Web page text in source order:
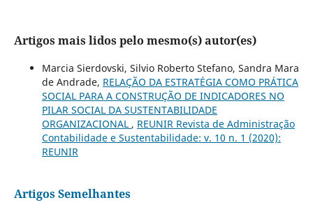
Artigos mais lidos pelo mesmo(s) autor(es)
Marcia Sierdovski, Silvio Roberto Stefano, Sandra Mara
de Andrade, RELAÇÃO DA ESTRATÉGIA COMO PRÁTICA
SOCIAL PARA A CONSTRUÇÃO DE INDICADORES NO
PILAR SOCIAL DA SUSTENTABILIDADE
ORGANIZACIONAL , REUNIR Revista de Administração
Contabilidade e Sustentabilidade: v. 10 n. 1 (2020):
REUNIR
Artigos Semelhantes